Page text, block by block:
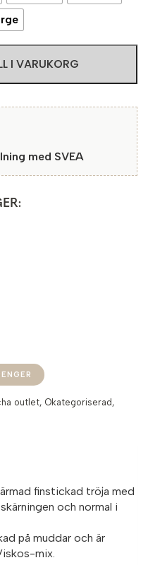
I VARUKORG
med SVEA
outlet, Okategoriserad ,
finstickad tröja med
och normal i
på muddar och är
mix.